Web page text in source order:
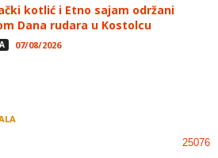
kotlić i Etno sajam održani
Dana rudara u Kostolcu
07/08/2026
25076